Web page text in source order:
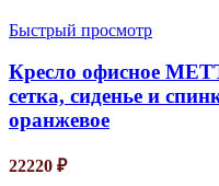
Быстрый просмотр
Кресло офисное
сетка, сиденье и
оранжевое
22220 ₽